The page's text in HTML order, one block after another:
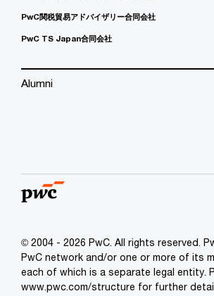
PwC関税貿易アドバイザリー合同会社
PwC TS Japan合同会社
Alumni
© 2004 - 2026 PwC. All rights reserved.
PwC network and/or one or more of its
each of which is a separate legal entity.
www.pwc.com/structure for further